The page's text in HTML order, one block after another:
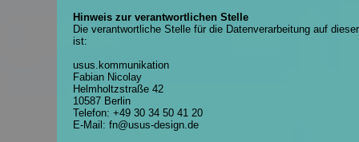
Hinweis zur verantwortlichen Stelle
Die verantwortliche Stelle für die Datenverarbeitung auf
ist:
usus.kommunikation
Fabian Nicolay
Helmholtzstraße 42
10587 Berlin
Telefon: +49 30 34 50 41 20
E-Mail: fn@usus-design.de